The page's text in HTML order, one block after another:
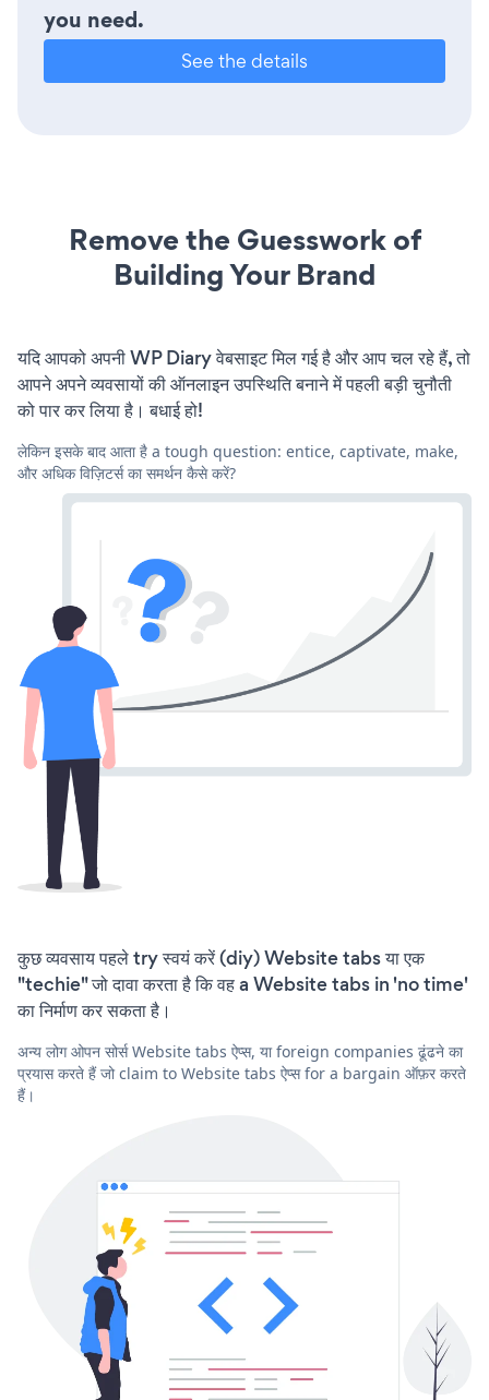
you need.
See the details
Remove the Guesswork of
Building Your Brand
यदि आपको अपनी WP Diary वेबसाइट मिल गई है और आप चल रहे हैं, तो
आपने अपने व्यवसायों की ऑनलाइन उपस्थिति बनाने में पहली बड़ी चुनौती
को पार कर लिया है। बधाई हो!
लेकिन इसके बाद आता है a tough question: entice, captivate, make,
और अधिक विज़िटर्स का समर्थन कैसे करें?
कुछ व्यवसाय पहले try स्वयं करें (diy) Website tabs या एक
"techie" जो दावा करता है कि वह a Website tabs in 'no time'
का निर्माण कर सकता है।
अन्य लोग ओपन सोर्स Website tabs ऐप्स, या foreign companies ढूंढने का
प्रयास करते हैं जो claim to Website tabs ऐप्स for a bargain ऑफ़र करते
हैं।